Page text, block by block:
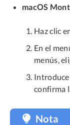
macOS
Haz clic
En el
menús,
confirma
Nota